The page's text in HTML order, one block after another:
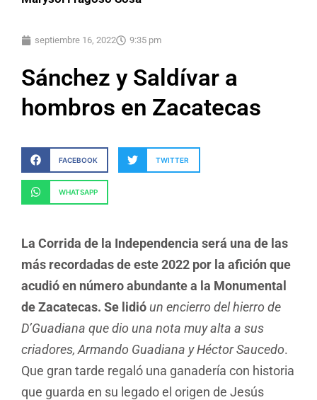
septiembre 16, 2022 9:35 pm
Sánchez y Saldívar a
hombros en Zacatecas
FACEBOOK TWITTER
WHATSAPP
La Corrida de la Independencia será una de las
más recordadas de este 2022 por la afición que
acudió en número abundante a la Monumental
de Zacatecas. Se lidió un encierro del hierro de
D’Guadiana que dio una nota muy alta a sus
criadores, Armando Guadiana y Héctor Saucedo.
Que gran tarde regaló una ganadería con historia
que guarda en su legado el origen de Jesús